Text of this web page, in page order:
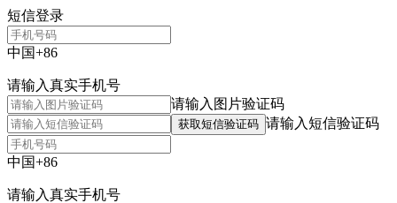
短信登录
中国+86
请输入真实手机号
请输入图片验证码
获取短信验证码 请输入短信验证码
中国+86
请输入真实手机号